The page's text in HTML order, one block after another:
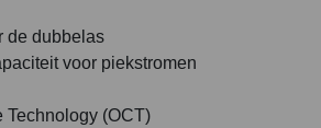
de dubbelas
voor piekstromen
Technology (OCT)